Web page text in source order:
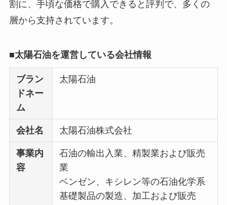
割に、手頃な価格で購入できると評判で、多くの
層から支持されています。
■太陽石油を運営している会社情報
ブラン
ドネー
ム
太陽石油
会社名 太陽石油株式会社
事業内
容
石油の輸出入業、精製業および販売
業
ベンゼン、キシレン等の石油化学系
基礎製品の製造、加工および販売